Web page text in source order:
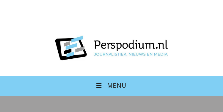
naar
MENU